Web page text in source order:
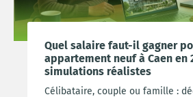
Quel salaire faut-il gagner
appartement neuf à Caen en
simulations réalistes
Célibataire, couple ou famille :